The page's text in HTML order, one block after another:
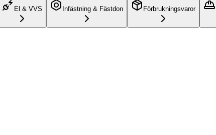
El & VVS Infästning & Fästdon Förbrukningsvaror